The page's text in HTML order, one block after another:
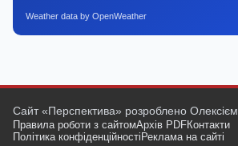
Weather data by OpenWeather
Сайт «Перспектива» розроблено Олексієм
Правила роботи з сайтомАрхів PDFКонтакти
Політика конфіденційності Реклама на сайті